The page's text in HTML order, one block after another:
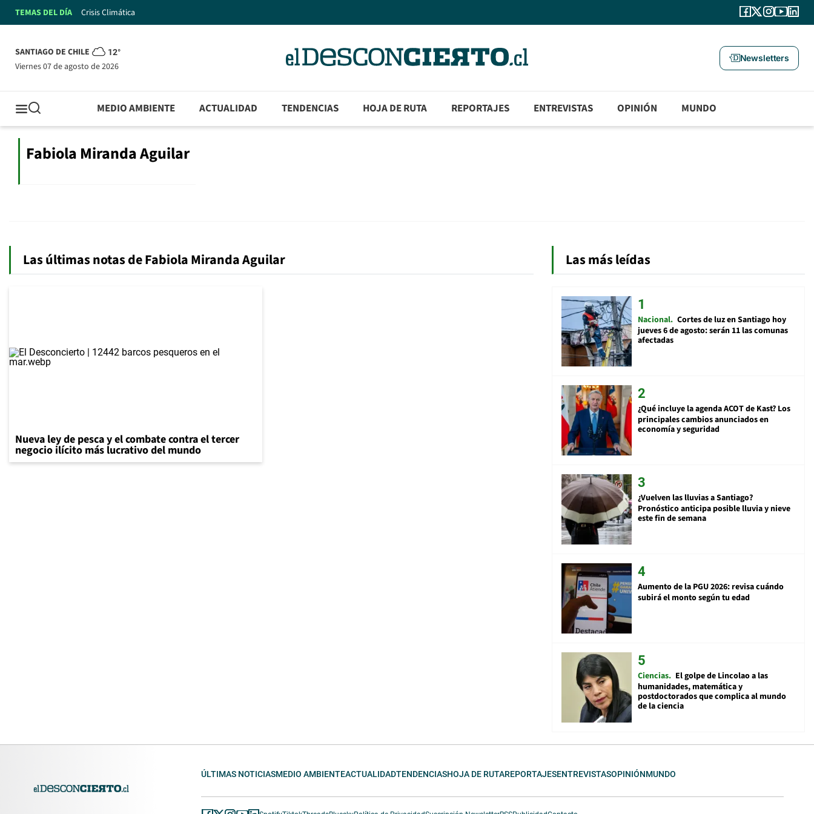
TEMAS DEL DÍA Crisis Climática
SANTIAGO DE CHILE 12°
viernes 07 de agosto de 2026
Newsletters
MEDIO AMBIENTE ACTUALIDAD TENDENCIAS HOJA DE RUTA REPORTAJES ENTREVISTAS OPINIÓN MUNDO
Fabiola Miranda Aguilar
Las últimas notas de Fabiola Miranda Aguilar
Nueva ley de pesca y el combate contra el tercer
negocio ilícito más lucrativo del mundo
Las más leídas
Nacional Cortes de luz en Santiago hoy
jueves 6 de agosto: serán 11 las comunas
afectadas
¿Qué incluye la agenda ACOT de Kast? Los
principales cambios anunciados en
economía y seguridad
¿Vuelven las lluvias a Santiago?
Pronóstico anticipa posible lluvia y nieve
este fin de semana
Aumento de la PGU 2026: revisa cuándo
subirá el monto según tu edad
Ciencias El golpe de Lincolao a las
humanidades, matemática y
postdoctorados que complica al mundo
de la ciencia
ÚLTIMAS NOTICIASMEDIO AMBIENTEACTUALIDADTENDENCIASHOJA DE RUTAREPORTAJESENTREVISTASOPINIÓNMUNDO